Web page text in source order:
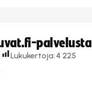
palvelusta
Lukukertoja: 4 225